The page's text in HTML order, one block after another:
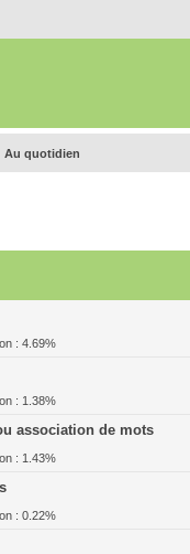
Au quotidien
: 4.69%
: 1.38%
association de mots
: 1.43%
: 0.22%